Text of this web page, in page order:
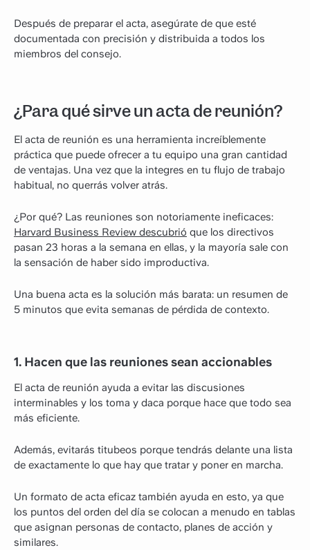
Después de preparar el acta, asegúrate de que esté
documentada con precisión y distribuida a todos los
miembros del consejo.
¿Para qué sirve un acta de reunión?
El acta de reunión es una herramienta increíblemente
práctica que puede ofrecer a tu equipo una gran cantidad
de ventajas. Una vez que la integres en tu flujo de trabajo
habitual, no querrás volver atrás.
¿Por qué? Las reuniones son notoriamente ineficaces:
Harvard Business Review descubrió que los directivos
pasan 23 horas a la semana en ellas, y la mayoría sale con
la sensación de haber sido improductiva.
Una buena acta es la solución más barata: un resumen de
5 minutos que evita semanas de pérdida de contexto.
1. Hacen que las reuniones sean accionables
El acta de reunión ayuda a evitar las discusiones
interminables y los toma y daca porque hace que todo sea
más eficiente.
Además, evitarás titubeos porque tendrás delante una lista
de exactamente lo que hay que tratar y poner en marcha.
Un formato de acta eficaz también ayuda en esto, ya que
los puntos del orden del día se colocan a menudo en tablas
que asignan personas de contacto, planes de acción y
similares.